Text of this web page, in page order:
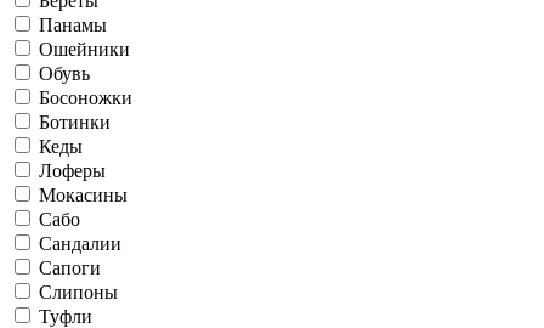
Панамы
Ошейники
Обувь
Босоножки
Ботинки
Кеды
Лоферы
Мокасины
Сабо
Сандалии
Сапоги
Слипоны
Туфли